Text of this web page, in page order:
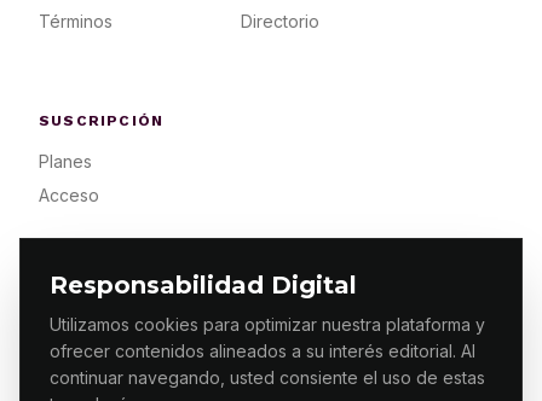
Responsabilidad Digital
Utilizamos cookies para optimizar nuestra plataforma y
ofrecer contenidos alineados a su interés editorial. Al
continuar navegando, usted consiente el uso de estas
Términos
Directorio
SUSCRIPCIÓN
Planes
Acceso
© 2026 ES PRIMERA MX. ALGUNOS DERECHOS
RESERVADOS / DESIGNMAKING.MX